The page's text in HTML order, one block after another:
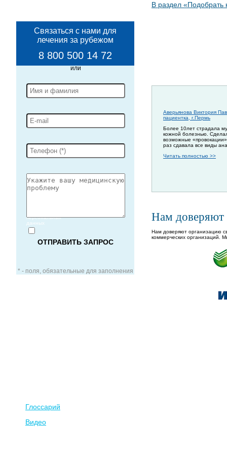
Связаться с нами для
лечения за рубежом
8 800 500 14 72
персональных
данных
* - поля, обязательные для заполнения
Глоссарий
Видео
В раздел «Подобрать
Аверьянова Виктория
пациентка, г.Пермь
Более 10лет страдала
кожной болезнью.
возможные
раз сдавала все виды
Читать полностью >>
Нам доверяют
Нам доверяют организацию
коммерческих организаций.